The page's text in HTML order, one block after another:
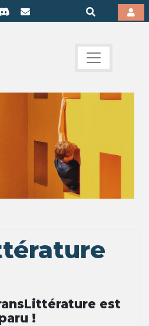
est
!